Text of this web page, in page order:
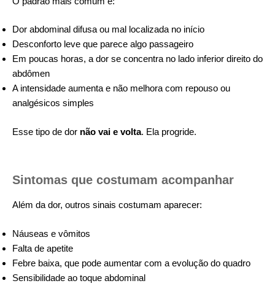
Dor abdominal difusa ou mal localizada no início
Desconforto leve que parece algo passageiro
Em poucas horas, a dor se concentra no lado inferior direito do
abdômen
A intensidade aumenta e não melhora com repouso ou
analgésicos simples
Esse tipo de dor não vai e volta. Ela progride.
Sintomas que costumam acompanhar
Além da dor, outros sinais costumam aparecer:
Náuseas e vômitos
Falta de apetite
Febre baixa, que pode aumentar com a evolução do quadro
Sensibilidade ao toque abdominal